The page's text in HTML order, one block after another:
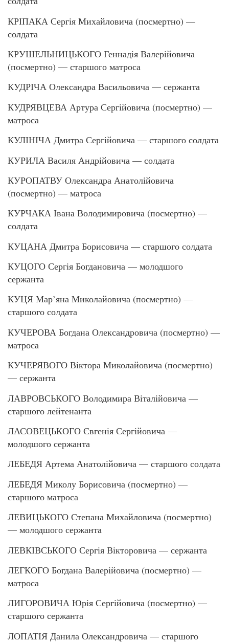
КРІПАКА Сергія Михайловича (посмертно) —
солдата
КРУШЕЛЬНИЦЬКОГО Геннадія Валерійовича
(посмертно) — старшого матроса
КУДРІЧА Олександра Васильовича — сержанта
КУДРЯВЦЕВА Артура Сергійовича (посмертно) —
матроса
КУЛІНІЧА Дмитра Сергійовича — старшого солдата
КУРИЛА Василя Андрійовича — солдата
КУРОПАТВУ Олександра Анатолійовича
(посмертно) — матроса
КУРЧАКА Івана Володимировича (посмертно) —
солдата
КУЦАНА Дмитра Борисовича — старшого солдата
КУЦОГО Сергія Богдановича — молодшого
сержанта
КУЦЯ Мар’яна Миколайовича (посмертно) —
старшого солдата
КУЧЕРОВА Богдана Олександровича (посмертно) —
матроса
КУЧЕРЯВОГО Віктора Миколайовича (посмертно)
— сержанта
ЛАВРОВСЬКОГО Володимира Віталійовича —
старшого лейтенанта
ЛАСОВЕЦЬКОГО Євгенія Сергійовича —
молодшого сержанта
ЛЕБЕДЯ Артема Анатолійовича — старшого солдата
ЛЕБЕДЯ Миколу Борисовича (посмертно) —
старшого матроса
ЛЕВИЦЬКОГО Степана Михайловича (посмертно)
— молодшого сержанта
ЛЕВКІВСЬКОГО Сергія Вікторовича — сержанта
ЛЕГКОГО Богдана Валерійовича (посмертно) —
матроса
ЛИГОРОВИЧА Юрія Сергійовича (посмертно) —
старшого сержанта
ЛОПАТІЯ Данила Олександровича — старшого